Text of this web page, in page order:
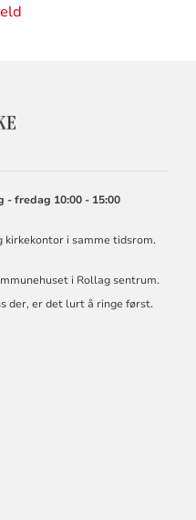
KONTAKTINFORMASJON
FELLESRÅD
fredag 10:00 - 15:00
kirkekontor i samme tidsrom.
i Rollag sentrum.
der, er det lurt å ringe først.